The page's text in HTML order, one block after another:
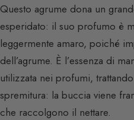
Questo agrume dona un
esperidato: il suo profumo è
leggermente amaro, poiché
dell’agrume. È l’essenza di
utilizzata nei profumi,
spremitura: la buccia viene
che raccolgono il nettare.